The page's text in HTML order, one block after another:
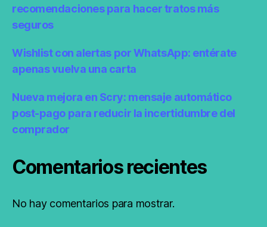
recomendaciones para hacer tratos más
seguros
Wishlist con alertas por WhatsApp: entérate
apenas vuelva una carta
Nueva mejora en Scry: mensaje automático
post-pago para reducir la incertidumbre del
comprador
Comentarios recientes
No hay comentarios para mostrar.